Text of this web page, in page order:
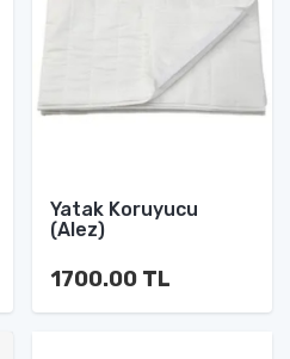
Yatak Koruyucu
(Alez)
1700.00 TL